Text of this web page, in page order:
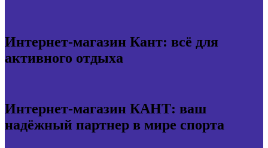
Интернет-магазин Кант: всё для
активного отдыха
Интернет-магазин КАНТ: ваш
надёжный партнер в мире спорта